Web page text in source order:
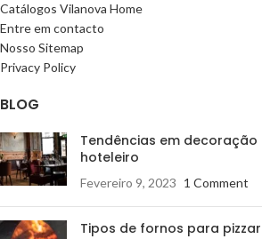
Catálogos Vilanova Home
Entre em contacto
Nosso Sitemap
Privacy Policy
BLOG
Tendências em decoração
hoteleiro
Fevereiro 9, 2023 1 Comment
Tipos de fornos para